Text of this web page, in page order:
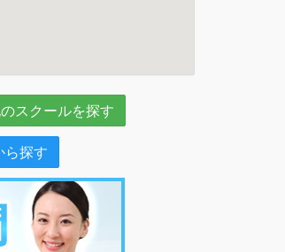
スクールを探す
探す